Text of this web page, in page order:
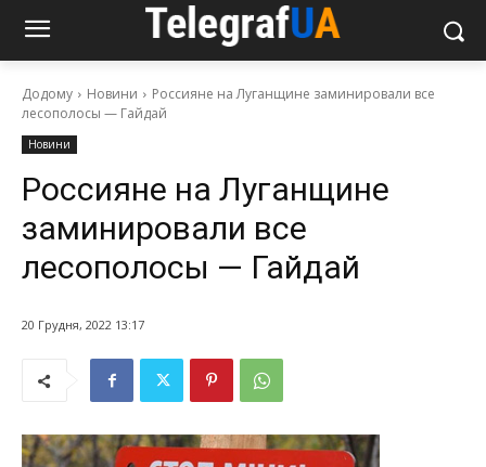
Додому Новини
Россияне на Луганщине заминировали все
лесополосы — Гайдай
Новини
Россияне на Луганщине
заминировали все
лесополосы — Гайдай
20 Грудня, 2022 13:17